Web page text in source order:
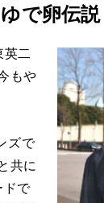
で卵伝説
二
もや
ズで
共に
ドで